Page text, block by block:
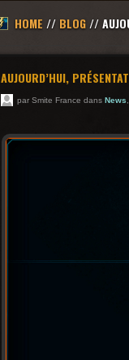
HOME // BLOG //
AUJOURD’HUI,
par Smite France dans News